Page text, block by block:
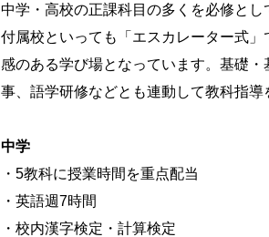
中学・高校の正課科目の多くを必修とし
付属校といっても「エスカレーター式
感のある学び場となっています。基礎
事、語学研修などとも連動して教科指導
中学
・5教科に授業時間を重点配当
・英語週7時間
・校内漢字検定・計算検定